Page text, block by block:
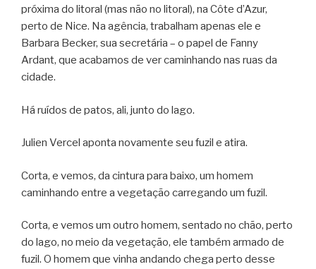
próxima do litoral (mas não no litoral), na Côte d’Azur,
perto de Nice. Na agência, trabalham apenas ele e
Barbara Becker, sua secretária – o papel de Fanny
Ardant, que acabamos de ver caminhando nas ruas da
cidade.
Há ruídos de patos, ali, junto do lago.
Julien Vercel aponta novamente seu fuzil e atira.
Corta, e vemos, da cintura para baixo, um homem
caminhando entre a vegetação carregando um fuzil.
Corta, e vemos um outro homem, sentado no chão, perto
do lago, no meio da vegetação, ele também armado de
fuzil. O homem que vinha andando chega perto desse